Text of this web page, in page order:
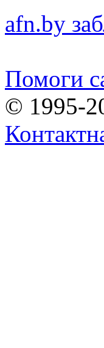
afn.by
Помоги
© 1995-